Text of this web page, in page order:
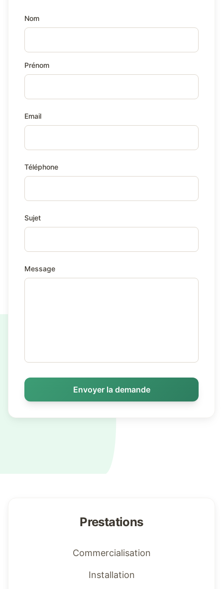
Nom
Prénom
Email
Téléphone
Sujet
Message
Envoyer la demande
Prestations
Commercialisation
Installation